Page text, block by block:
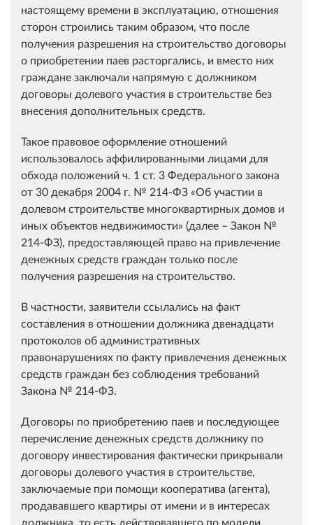
настоящему времени в эксплуатацию, отношения
сторон строились таким образом, что после
получения разрешения на строительство договоры
о приобретении паев расторгались, и вместо них
граждане заключали напрямую с должником
договоры долевого участия в строительстве без
внесения дополнительных средств.
Такое правовое оформление отношений
использовалось аффилированными лицами для
обхода положений ч. 1 ст. 3 Федерального закона
от 30 декабря 2004 г. № 214-ФЗ «Об участии в
долевом строительстве многоквартирных домов и
иных объектов недвижимости» (далее – Закон №
214-ФЗ), предоставляющей право на привлечение
денежных средств граждан только после
получения разрешения на строительство.
В частности, заявители ссылались на факт
составления в отношении должника двенадцати
протоколов об административных
правонарушениях по факту привлечения денежных
средств граждан без соблюдения требований
Закона № 214-ФЗ.
Договоры по приобретению паев и последующее
перечисление денежных средств должнику по
договору инвестирования фактически прикрывали
договоры долевого участия в строительстве,
заключаемые при помощи кооператива (агента),
продававшего квартиры от имени и в интересах
должника, то есть действовавшего по модели